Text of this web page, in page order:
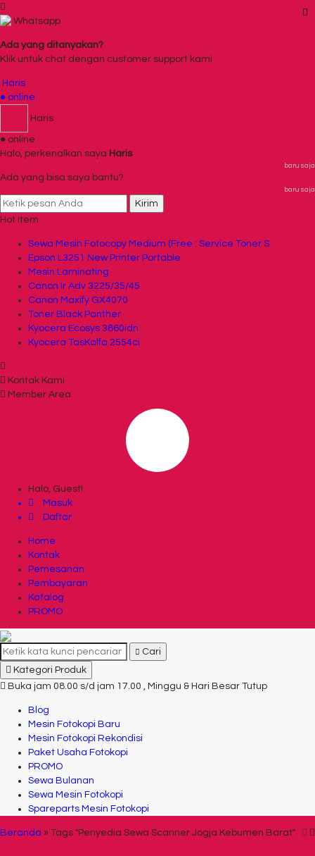
Whatsapp
Ada yang ditanyakan?
Klik untuk chat dengan customer support kami
Haris
● online
Haris
● online
Halo, perkenalkan saya Haris
baru saja
Ada yang bisa saya bantu?
baru saja
Kirim
Hot Item
Sewa Mesin Fotocopy Medium (Free : Service Toner S
Epson L3251 New Printer Portable
Mesin Laminating
Canon Ir Adv 3225/35/45
Canon Maxify GX4070
Toner Black Panther
Kyocera Ecosys 3860idn
Kyocera TasKalfa 2554ci
Kontak Kami
Member Area
Halo, Guest!
Masuk
Daftar
Home
Kontak
Pemesanan
Pembayaran
Katalog
PROMO
Cari
Kategori Produk
Buka jam 08.00 s/d jam 17.00 , Minggu & Hari Besar Tutup
Blog
Mesin Fotokopi Baru
Mesin Fotokopi Rekondisi
Paket Usaha Fotokopi
PROMO
Sewa Bulanan
Sewa Mesin Fotokopi
Spareparts Mesin Fotokopi
Beranda » Tags "Penyedia Sewa Scanner Jogja Kebumen Barat"